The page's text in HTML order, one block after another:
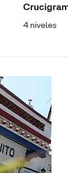
4 niveles